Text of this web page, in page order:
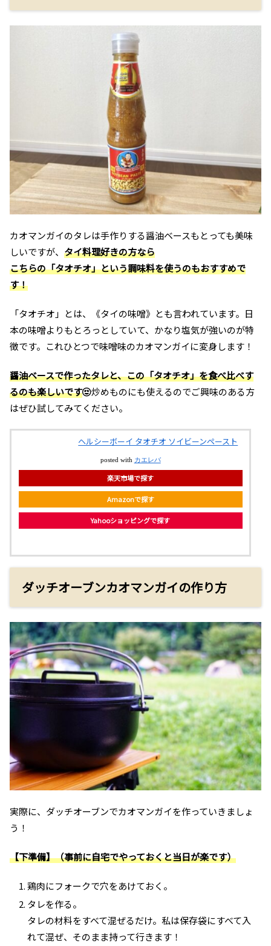
カオマンガイのタレは手作りする醤油ベースもとっても美味
しいですが、 タイ料理好きの方なら
こちらの「タオチオ」という調味料を使うのもおすすめで
す！
「タオチオ」とは、《タイの味噌》とも言われています。日
本の味噌よりもとろっとしていて、かなり塩気が強いのが特
徴です。これひとつで味噌味のカオマンガイに変身します！
醤油ベースで作ったタレと、この「タオチオ」を食べ比べす
るのも楽しいです
炒めものにも使えるのでご興味のある方
はぜひ試してみてください。
ヘルシーボーイ タオチオ ソイビーンペースト
posted with カエレバ
楽天市場で探す
Amazonで探す
Yahooショッピングで探す
ダッチオーブンカオマンガイの作り方
実際に、ダッチオーブンでカオマンガイを作っていきましょ
う！
【下準備】（事前に自宅でやっておくと当日が楽です）
鶏肉にフォークで穴をあけておく。
タレを作る。
タレの材料をすべて混ぜるだけ。私は保存袋にすべて入
れて混ぜ、そのまま持って行きます！